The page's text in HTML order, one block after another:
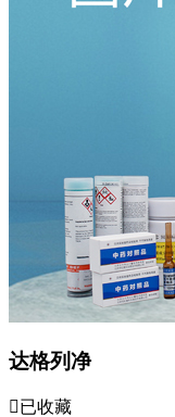
达格列净
已收藏